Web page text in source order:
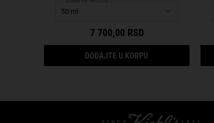
7 700,00 RSD
DODAJTE U KORPU AGE DEFENDER